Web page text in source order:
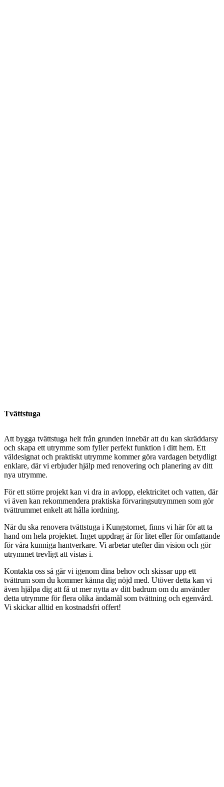
Tvättstuga
Att bygga tvättstuga helt från grunden innebär att du kan skräddarsy
och skapa ett utrymme som fyller perfekt funktion i ditt hem. Ett
väldesignat och praktiskt utrymme kommer göra vardagen betydligt
enklare, där vi erbjuder hjälp med renovering och planering av ditt
nya utrymme.
För ett större projekt kan vi dra in avlopp, elektricitet och vatten, där
vi även kan rekommendera praktiska förvaringsutrymmen som gör
tvättrummet enkelt att hålla iordning.
När du ska renovera tvättstuga i Kungstornet, finns vi här för att ta
hand om hela projektet. Inget uppdrag är för litet eller för omfattande
för våra kunniga hantverkare. Vi arbetar utefter din vision och gör
utrymmet trevligt att vistas i.
Kontakta oss så går vi igenom dina behov och skissar upp ett
tvättrum som du kommer känna dig nöjd med. Utöver detta kan vi
även hjälpa dig att få ut mer nytta av ditt badrum om du använder
detta utrymme för flera olika ändamål som tvättning och egenvård.
Vi skickar alltid en kostnadsfri offert!